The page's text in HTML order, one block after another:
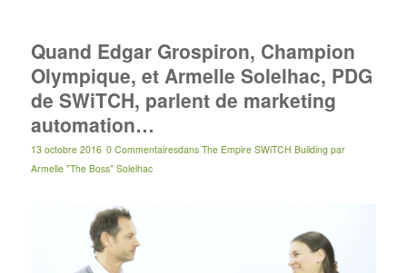
Quand Edgar Grospiron, Champion
Olympique, et Armelle Solelhac, PDG
de SWiTCH, parlent de marketing
automation…
13 octobre 2016 0 Commentairesdans The Empire SWiTCH Building par
Armelle "The Boss" Solelhac